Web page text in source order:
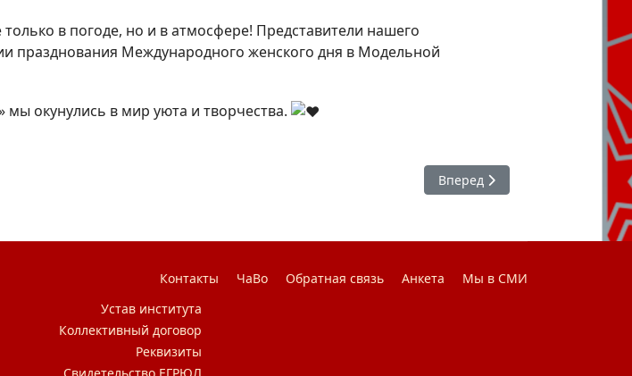
в погоде, но и в атмосфере! Представители нашего
празднования Международного женского дня в Модельной
мы окунулись в мир уюта и творчества.
Следующий: #Студактив :
Вперед
Контакты ЧаВо Обратная связь Анкета
Мы в СМИ
Устав института
Коллективный договор
Реквизиты